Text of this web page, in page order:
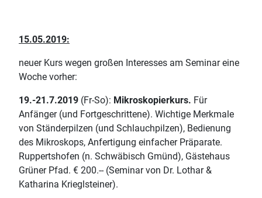
15.05.2019:
neuer Kurs wegen großen Interesses am Seminar eine
Woche vorher:
19.-21.7.2019 (Fr-So): Mikroskopierkurs. Für
Anfänger (und Fortgeschrittene). Wichtige Merkmale
von Ständerpilzen (und Schlauchpilzen), Bedienung
des Mikroskops, Anfertigung einfacher Präparate.
Ruppertshofen (n. Schwäbisch Gmünd), Gästehaus
Grüner Pfad. € 200.-- (Seminar von Dr. Lothar &
Katharina Krieglsteiner).